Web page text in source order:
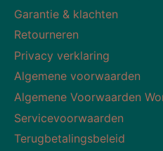
Garantie & klachten
Retourneren
Privacy verklaring
Algemene voorwaarden
Algemene Voorwaarden
Servicevoorwaarden
Terugbetalingsbeleid